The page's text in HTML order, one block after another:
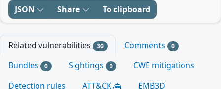
JSON Share To clipboard
Related vulnerabilities 30 Comments 0
Bundles 0 Sightings 0
CWE mitigations
Detection rules
ATT&CK EMB3D